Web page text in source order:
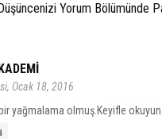
Yorum Bölümünde
Ocak 18, 2016
yağmalama olmuş.Keyifle okuyun.